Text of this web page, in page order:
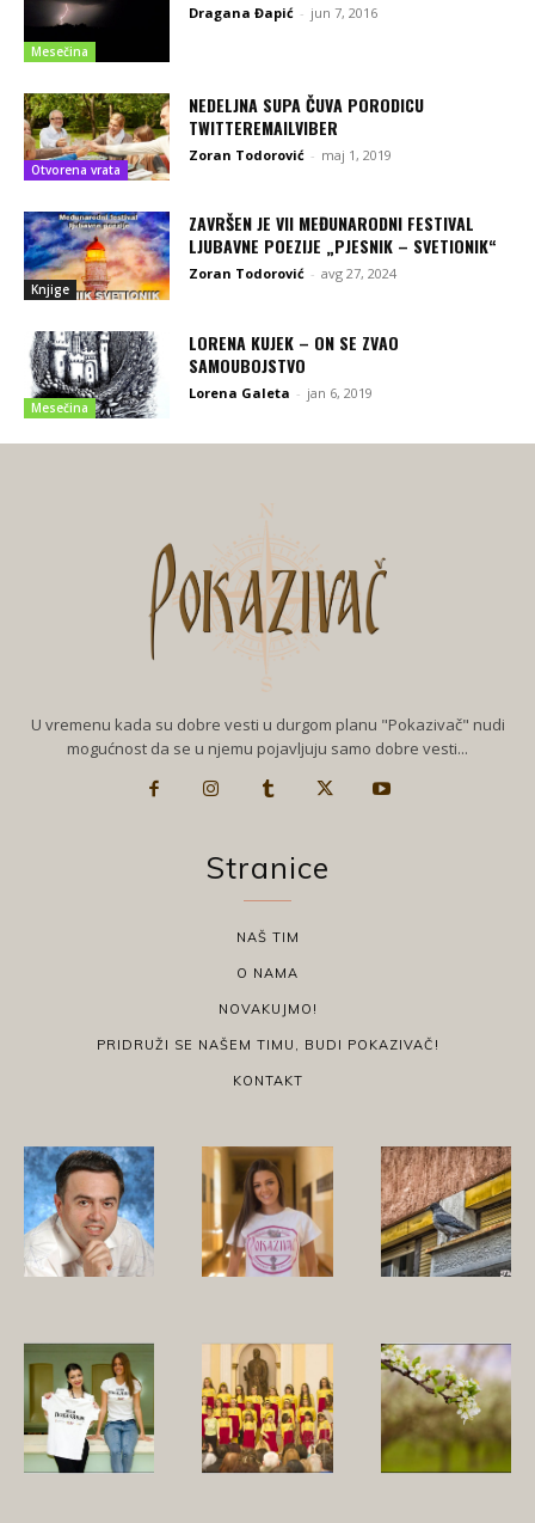
Mesečina
Dragana Đapić - jun 7, 2016
Otvorena vrata
NEDELJNA SUPA ČUVA PORODICU
TWITTEREMAILVIBER
Zoran Todorović - maj 1, 2019
Knjige
ZAVRŠEN JE VII MEĐUNARODNI FESTIVAL
LJUBAVNE POEZIJE „PJESNIK – SVETIONIK“
Zoran Todorović - avg 27, 2024
Mesečina
LORENA KUJEK – ON SE ZVAO
SAMOUBOJSTVO
Lorena Galeta - jan 6, 2019
U vremenu kada su dobre vesti u durgom planu "Pokazivač" nudi
mogućnost da se u njemu pojavljuju samo dobre vesti...
Stranice
NAŠ TIM
O NAMA
NOVAKUJMO!
PRIDRUŽI SE NAŠEM TIMU, BUDI POKAZIVAČ!
KONTAKT